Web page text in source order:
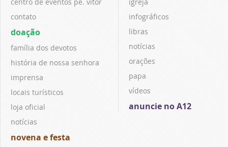
contato
doação
família dos devotos
história de nossa senhora
imprensa
locais turísticos
loja oficial
notícias
novena e festa
infográficos
libras
notícias
orações
papa
vídeos
anuncie no A12